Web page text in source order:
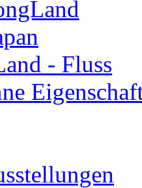
- Fluss